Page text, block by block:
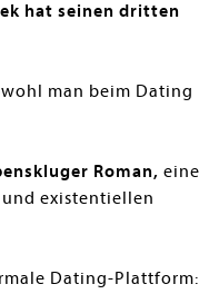
verpackt das
haben, dem wird
Wer den skurrilen
Humors sehr zu
hat seinen dritten
man beim Dating
Roman, eine
existentiellen
Dating-Plattform: